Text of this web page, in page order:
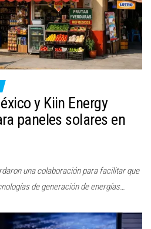
y Kiin Energy
paneles solares en
una colaboración para facilitar que
de generación de energías…